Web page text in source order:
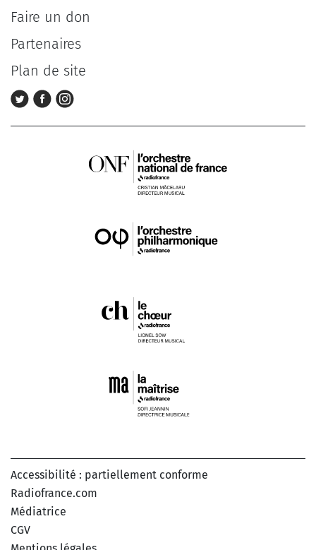
Faire un don
Partenaires
Plan de site
Accessibilité : partiellement conforme
Radiofrance.com
Médiatrice
CGV